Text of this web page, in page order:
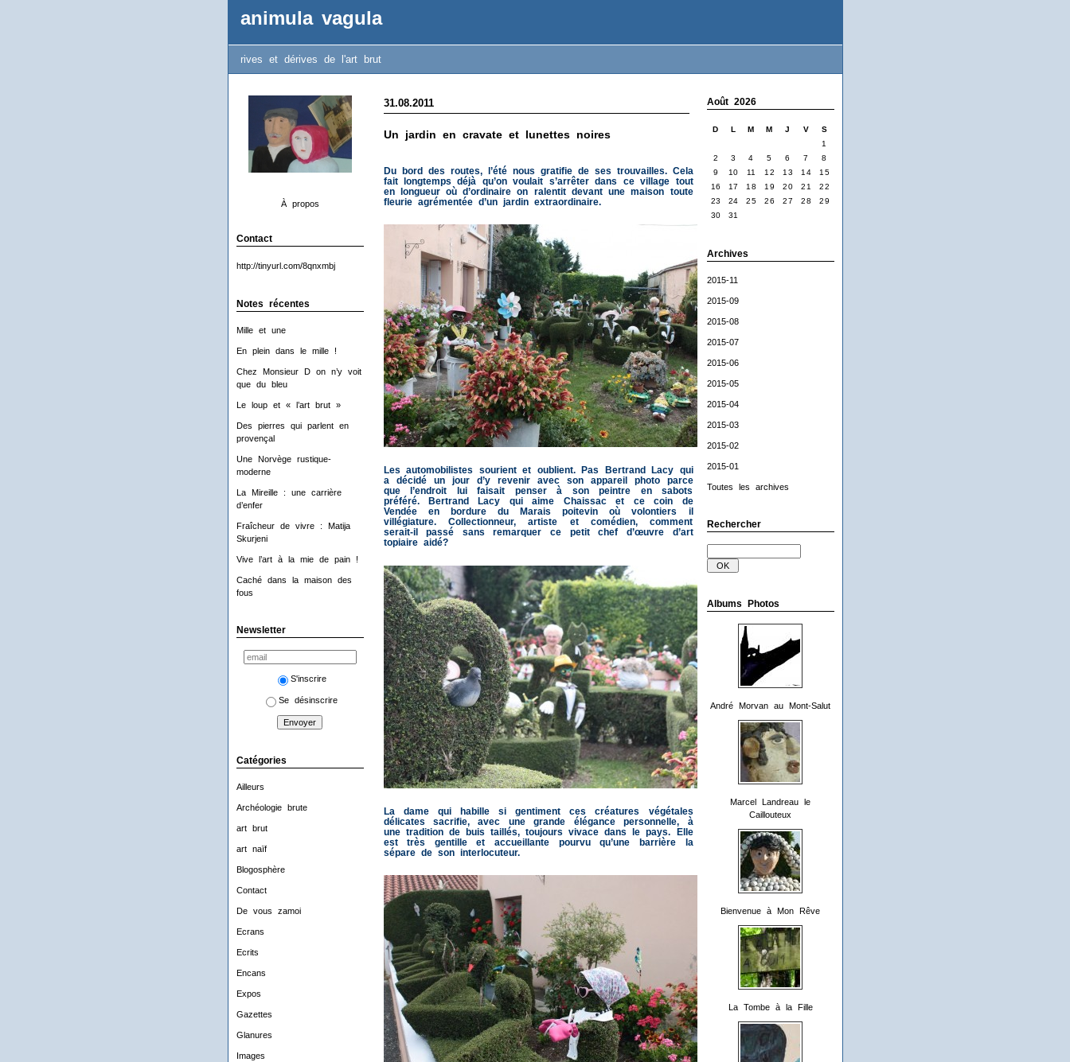
animula vagula
rives et dérives de l'art brut
À propos
Contact
http://tinyurl.com/8qnxmbj
Notes récentes
Mille et une
En plein dans le mille !
Chez Monsieur D on n’y voit
que du bleu
Le loup et « l’art brut »
Des pierres qui parlent en
provençal
Une Norvège rustique-
moderne
La Mireille : une carrière
d’enfer
Fraîcheur de vivre : Matija
Skurjeni
Vive l’art à la mie de pain !
Caché dans la maison des
fous
Newsletter
S'inscrire
Se désinscrire
Catégories
Ailleurs
Archéologie brute
art brut
art naïf
Blogosphère
Contact
De vous zamoi
Ecrans
Ecrits
Encans
Expos
Gazettes
Glanures
Images
Août 2026
D L M M J V
S
1
2
3 4 5 6 7
8
9
10 11 12 13 14
15
16
17 18 19 20 21
22
23
24 25 26 27 28
29
30
31
Archives
2015-11
2015-09
2015-08
2015-07
2015-06
2015-05
2015-04
2015-03
2015-02
2015-01
Toutes les archives
Rechercher
Albums Photos
André Morvan au Mont-Salut
Marcel Landreau le
Caillouteux
Bienvenue à Mon Rêve
La Tombe à la Fille
31.08.2011
Un jardin en cravate et lunettes noires
Du bord des routes, l’été nous gratifie de ses trouvailles. Cela
fait longtemps déjà qu’on voulait s’arrêter dans ce village tout
en longueur où d’ordinaire on ralentit devant une maison toute
fleurie agrémentée d’un jardin extraordinaire.
Les automobilistes sourient et oublient. Pas Bertrand Lacy qui
a décidé un jour d’y revenir avec son appareil photo parce
que l’endroit lui faisait penser à son peintre en sabots
préféré. Bertrand Lacy qui aime Chaissac et ce coin de
Vendée en bordure du Marais poitevin où volontiers il
villégiature. Collectionneur, artiste et comédien, comment
serait-il passé sans remarquer ce petit chef d’œuvre d’art
topiaire aidé?
La dame qui habille si gentiment ces créatures végétales
délicates sacrifie, avec une grande élégance personnelle, à
une tradition de buis taillés, toujours vivace dans le pays. Elle
est très gentille et accueillante pourvu qu’une barrière la
sépare de son interlocuteur.